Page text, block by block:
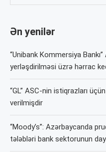
Ən yenilər
“Unibank Kommersiya
yerləşdirilməsi üzrə hərrac
“GL” ASC-nin istiqrazları
verilmişdir
“Moody’s”: Azərbaycanda
tələbləri bank sektorunun